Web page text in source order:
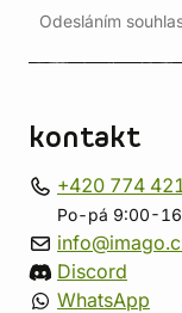
Odesláním
kontakt
+420 774
Po-pá 9:00-
Discord
WhatsApp